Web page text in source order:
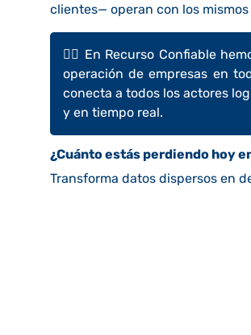
clientes— operan con los
👉🏼 En Recurso Confiable
operación de empresas en
conecta a todos los actores
y en tiempo real.
¿Cuánto estás perdiendo hoy
Transforma datos dispersos en